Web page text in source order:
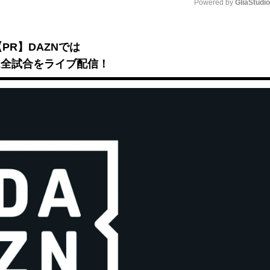
Powered by
PR】DAZNでは
試合をライブ配信！